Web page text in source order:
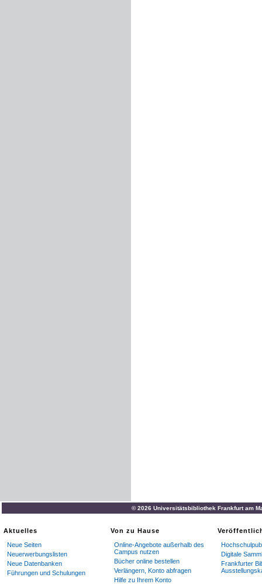
© 2026 Universitätsbibliothek Frankfurt am
Aktuelles
Neue Seiten
Neuerwerbungslisten
Neue Datenbanken
Führungen und Schulungen
Von zu Hause
Online-Angebote außerhalb des
Campus nutzen
Bücher online bestellen
Verlängern, Konto abfragen
Hilfe zu Ihrem Konto
Digitale
Frankfurter